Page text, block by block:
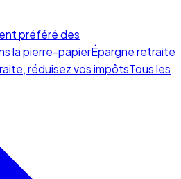
préféré des
la pierre-papierÉpargne retraite
réduisez vos impôtsTous les